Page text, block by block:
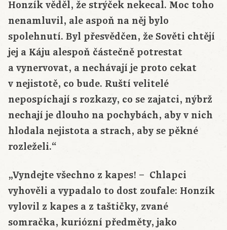
Honzík věděl, že strýček nekecal. Moc toho
nenamluvil, ale aspoň na něj bylo
spolehnutí. Byl přesvědčen, že Sověti chtějí
jej a Káju alespoň částečně potrestat
a vynervovat, a nechávají je proto cekat
v nejistotě, co bude. Ruští velitelé
nepospíchají s rozkazy, co se zajatci, nýbrž
nechají je dlouho na pochybách, aby v nich
hlodala nejistota a strach, aby se pěkné
rozleželi.“
„Vyndejte všechno z kapes! – Chlapci
vyhověli a vypadalo to dost zoufale: Honzík
vylovil z kapes a z taštičky, zvané
somračka, kuriózní předměty, jako